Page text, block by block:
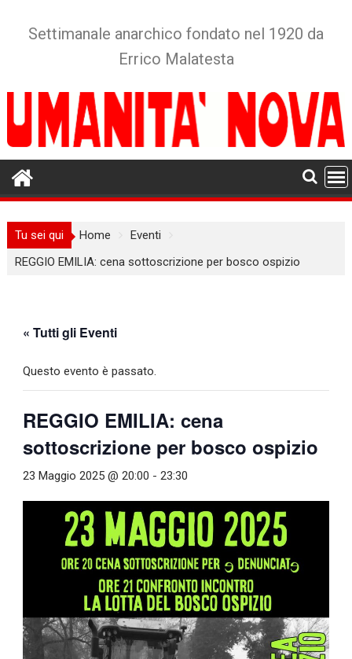
Settimanale anarchico fondato nel 1920 da
Errico Malatesta
Tu sei qui Home
Eventi
REGGIO EMILIA: cena sottoscrizione per bosco ospizio
« Tutti gli Eventi
Questo evento è passato.
REGGIO EMILIA: cena
sottoscrizione per bosco ospizio
23 Maggio 2025 @ 20:00 -23:30